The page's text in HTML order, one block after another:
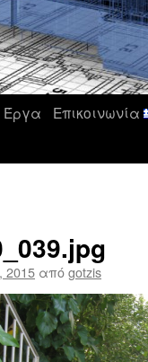
Έργα
Επικοινωνία
2015 απόgotzis